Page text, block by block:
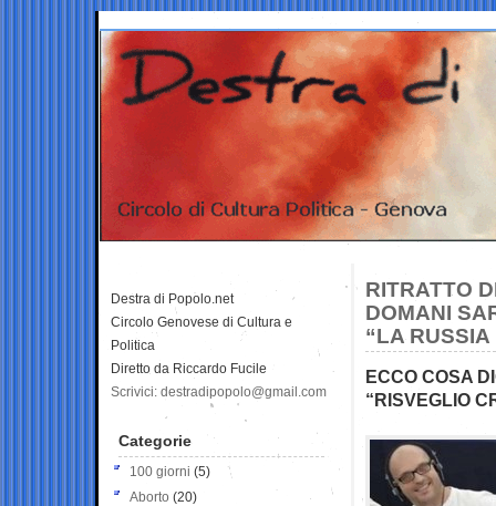
RITRATTO
DOMANI
“LA RUSSIA
ECCO COSA
“RISVEGLIO
Destra di Popolo.net
Circolo Genovese di Cultura e
Politica
Diretto da Riccardo Fucile
Scrivici: destradipopolo@gmail.com
Categorie
100 giorni (5)
Aborto (20)